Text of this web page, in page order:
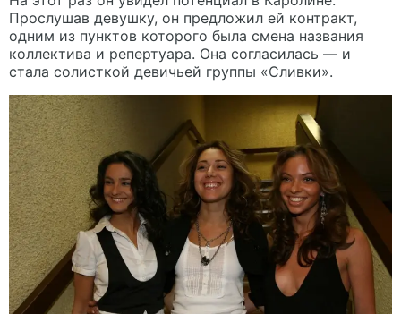
Прослушав девушку, он предложил ей контракт,
одним из пунктов которого была смена названия
коллектива и репертуара. Она согласилась — и
стала солисткой девичьей группы «Сливки».